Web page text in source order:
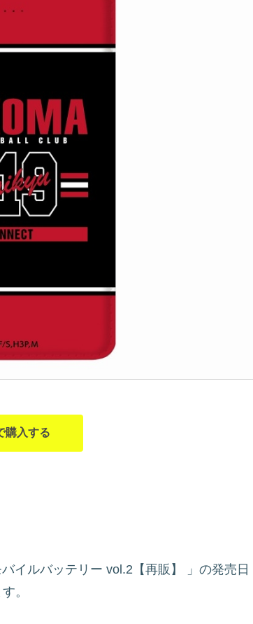
購入する
イルバッテリー vol.2【再販】
」の発売日
。